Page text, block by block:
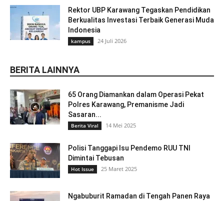
Rektor UBP Karawang Tegaskan Pendidikan
Berkualitas Investasi Terbaik Generasi Muda
Indonesia
kampus 24 Juli 2026
BERITA LAINNYA
65 Orang Diamankan dalam Operasi Pekat
Polres Karawang, Premanisme Jadi
Sasaran...
Berita Viral 14 Mei 2025
Polisi Tanggapi Isu Pendemo RUU TNI
Dimintai Tebusan
Hot Issue 25 Maret 2025
Ngabuburit Ramadan di Tengah Panen Raya